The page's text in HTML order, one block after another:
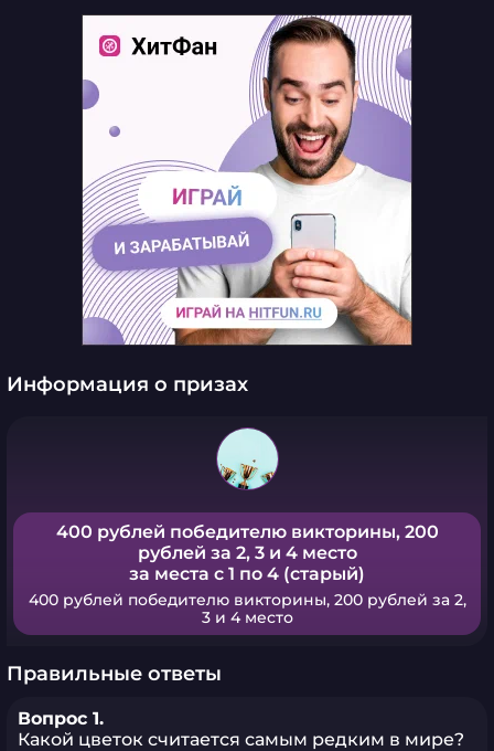
Информация о призах
400 рублей победителю викторины, 200
рублей за 2, 3 и 4 место
за места с 1 по 4 (старый)
400 рублей победителю викторины, 200 рублей за 2,
3 и 4 место
Правильные ответы
Вопрос 1.
Какой цветок считается самым редким в мире?